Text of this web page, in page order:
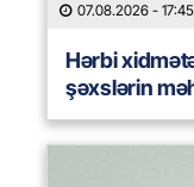
07.08.2026 - 17:45
Hərbi
şəxslərin